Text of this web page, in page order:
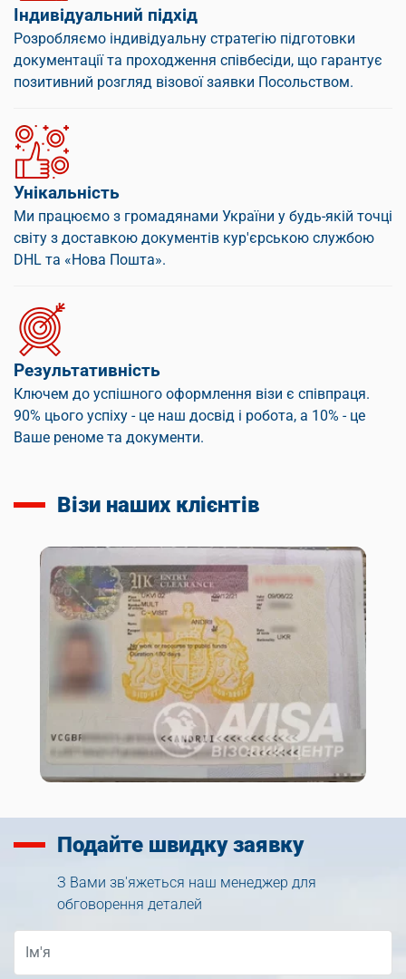
Індивідуальний підхід
Розробляємо індивідуальну стратегію підготовки
документації та проходження співбесіди, що гарантує
позитивний розгляд візової заявки Посольством.
Унікальність
Ми працюємо з громадянами України у будь-якій точці
світу з доставкою документів кур'єрською службою
DHL та «Нова Пошта».
Результативність
Ключем до успішного оформлення візи є співпраця.
90% цього успіху - це наш досвід і робота, а 10% - це
Ваше реноме та документи.
Візи наших клієнтів
Подайте швидку заявку
З Вами зв'яжеться наш менеджер для
обговорення деталей